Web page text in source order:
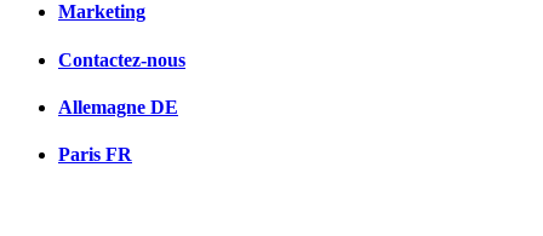
Marketing
Contactez-nous
Allemagne DE
Paris FR